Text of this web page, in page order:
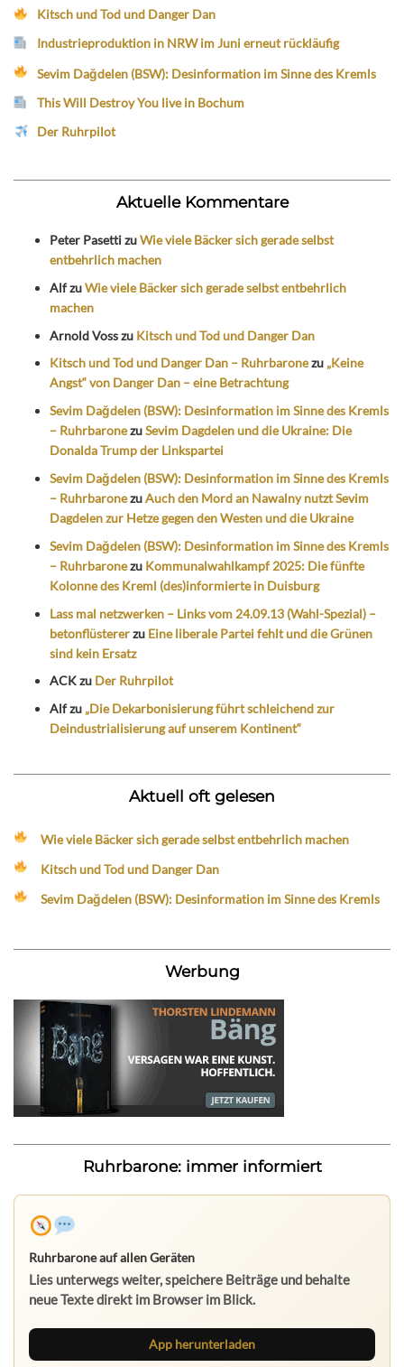
Kitsch und Tod und Danger Dan
Industrieproduktion in NRW im Juni erneut rückläufig
Sevim Dağdelen (BSW): Desinformation im Sinne des Kremls
This Will Destroy You live in Bochum
Der Ruhrpilot
Aktuelle Kommentare
Peter PasettizuWie viele Bäcker sich gerade selbst
entbehrlich machen
AlfzuWie viele Bäcker sich gerade selbst entbehrlich
machen
Arnold Vosszu Kitsch und Tod und Danger Dan
Kitsch und Tod und Danger Dan – Ruhrbaronezu „Keine
Angst“ von Danger Dan – eine Betrachtung
Sevim Dağdelen (BSW): Desinformation im Sinne des Kremls
– RuhrbaronezuSevim Dagdelen und die Ukraine: Die
Donalda Trump der Linkspartei
Sevim Dağdelen (BSW): Desinformation im Sinne des Kremls
– RuhrbaronezuAuch den Mord an Nawalny nutzt Sevim
Dagdelen zur Hetze gegen den Westen und die Ukraine
Sevim Dağdelen (BSW): Desinformation im Sinne des Kremls
– Ruhrbaronezu Kommunalwahlkampf 2025: Die fünfte
Kolonne des Kreml (des)informierte in Duisburg
Lass mal netzwerken – Links vom 24.09.13 (Wahl-Spezial) –
betonflüstererzu Eine liberale Partei fehlt und die Grünen
sind kein Ersatz
ACKzu Der Ruhrpilot
Alfzu „Die Dekarbonisierung führt schleichend zur
Deindustrialisierung auf unserem Kontinent“
Aktuell oft gelesen
Wie viele Bäcker sich gerade selbst entbehrlich machen
Kitsch und Tod und Danger Dan
Sevim Dağdelen (BSW): Desinformation im Sinne des Kremls
Werbung
Ruhrbarone: immer informiert
Ruhrbarone auf allen Geräten
Lies unterwegs weiter, speichere Beiträge und behalte
neue Texte direkt im Browser im Blick.
App herunterladen